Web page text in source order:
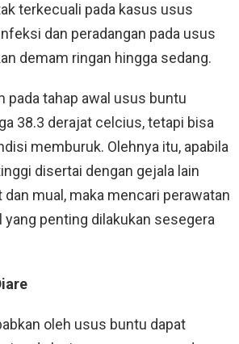
terkecuali pada kasus usus
dan peradangan pada usus
demam ringan hingga sedang.
pada tahap awal usus buntu
38.3 derajat celcius, tetapi bisa
memburuk. Olehnya itu, apabila
disertai dengan gejala lain
mual, maka mencari perawatan
penting dilakukan sesegera
oleh usus buntu dapat